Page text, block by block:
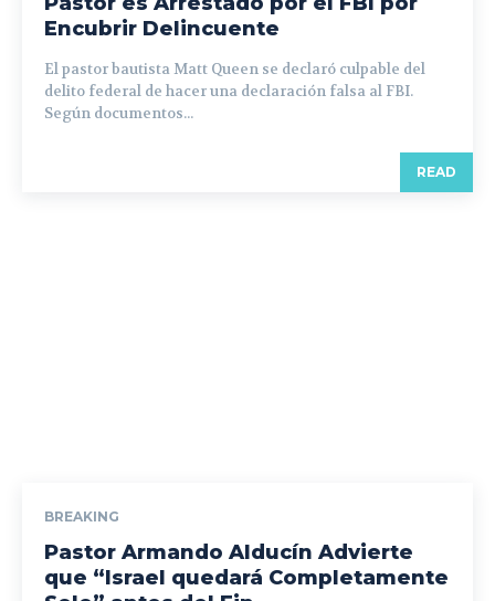
Encubrir Delincuente
El pastor bautista Matt Queen se declaró culpable del
delito federal de hacer una declaración falsa al FBI.
Según documentos...
READ
BREAKING
Pastor Armando Alducín Advierte
que “Israel quedará Completamente